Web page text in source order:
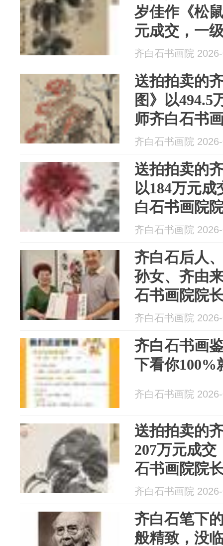
岁佳作《松
元成交，一
院院长齐良
齐白石书画院
送拍拍卖的
图》以494.5
师齐白石书
汤发周发布
齐白石书画院
送拍拍卖的
以184万元
白石书画院
周发布
齐白石书画院
齐白石后人
孙女、齐由
石书画院院
周先生绝版
集》，价值
齐白石书画院
齐白石书画
下看你100%
齐白石书画院
送拍拍卖的
207万元成
石书画院院
发布
齐白石书画院
齐白石笔下
般精致，没